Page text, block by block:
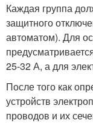
Каждая группа
защитного
автоматом). Для
25-32 А, а для
После того как
устройств
проводов и их